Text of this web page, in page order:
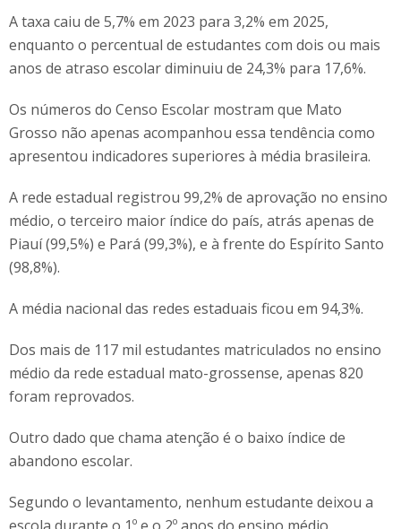
A taxa caiu de 5,7% em 2023 para 3,2% em 2025,
enquanto o percentual de estudantes com dois ou mais
anos de atraso escolar diminuiu de 24,3% para 17,6%.
Os números do Censo Escolar mostram que Mato
Grosso não apenas acompanhou essa tendência como
apresentou indicadores superiores à média brasileira.
A rede estadual registrou 99,2% de aprovação no ensino
médio, o terceiro maior índice do país, atrás apenas de
Piauí (99,5%) e Pará (99,3%), e à frente do Espírito Santo
(98,8%).
A média nacional das redes estaduais ficou em 94,3%.
Dos mais de 117 mil estudantes matriculados no ensino
médio da rede estadual mato-grossense, apenas 820
foram reprovados.
Outro dado que chama atenção é o baixo índice de
abandono escolar.
Segundo o levantamento, nenhum estudante deixou a